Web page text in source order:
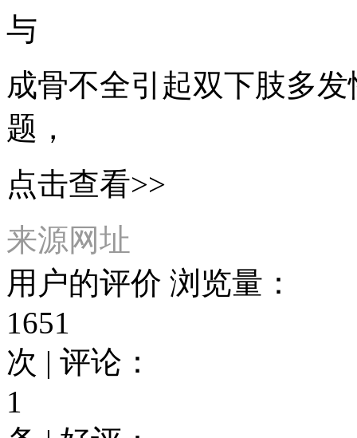
与
成骨不全引起双下肢多
题，
点击查看>>
来源网址
用户的评价 浏览量：
1651
次 | 评论：
1